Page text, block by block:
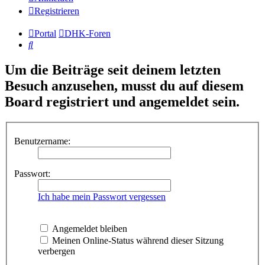
Registrieren
Portal
DHK-Foren
Suche
Um die Beiträge seit deinem letzten
Besuch anzusehen, musst du auf diesem
Board registriert und angemeldet sein.
Benutzername:
Passwort:
Ich habe mein Passwort vergessen
Angemeldet bleiben
Meinen Online-Status während dieser Sitzung
verbergen